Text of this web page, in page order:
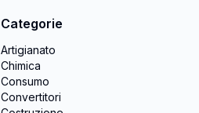
Categorie
Artigianato
Chimica
Consumo
Convertitori